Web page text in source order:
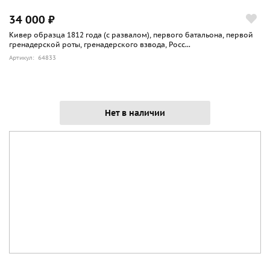
34 000 ₽
Кивер образца 1812 года (с развалом), первого батальона, первой
гренадерской роты, гренадерского взвода, Росс...
Артикул: 64833
Нет в наличии